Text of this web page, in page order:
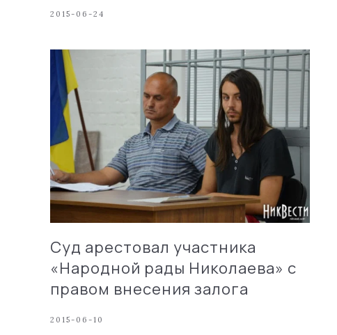
2015-06-24
Суд арестовал участника
«Народной рады Николаева» с
правом внесения залога
2015-06-10